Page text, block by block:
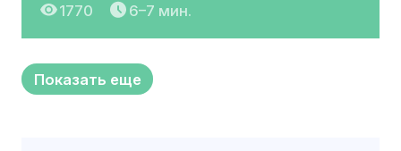
1770
6–7 мин.
Показать еще